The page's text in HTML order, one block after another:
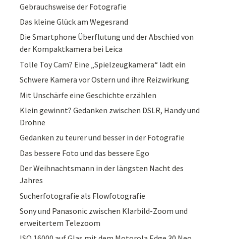
Gebrauchsweise der Fotografie
Das kleine Glück am Wegesrand
Die Smartphone Überflutung und der Abschied von
der Kompaktkamera bei Leica
Tolle Toy Cam? Eine „Spielzeugkamera“ lädt ein
Schwere Kamera vor Ostern und ihre Reizwirkung
Mit Unschärfe eine Geschichte erzählen
Klein gewinnt? Gedanken zwischen DSLR, Handy und
Drohne
Gedanken zu teurer und besser in der Fotografie
Das bessere Foto und das bessere Ego
Der Weihnachtsmann in der längsten Nacht des
Jahres
Sucherfotografie als Flowfotografie
Sony und Panasonic zwischen Klarbild-Zoom und
erweitertem Telezoom